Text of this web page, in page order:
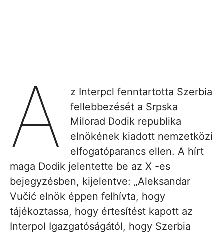
A
z Interpol fenntartotta Szerbia
fellebbezését a Srpska
Milorad Dodik republika
elnökének kiadott nemzetközi
elfogatóparancs ellen. A hírt
maga Dodik jelentette be az X -es
bejegyzésben, kijelentve: „Aleksandar
Vučić elnök éppen felhívta, hogy
tájékoztassa, hogy értesítést kapott az
Interpol Igazgatóságától, hogy Szerbia